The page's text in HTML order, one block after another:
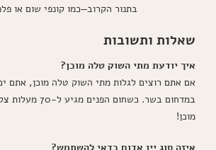
בתנור הקרוב—כמו קונפי שום או
שאלות ותשובות
איך יודעת מתי השוק טלה מוכן?
אם אתם רוצים לגלות מתי השוק טלה מוכן, אתם
במדחום בשר. כשחום
מוכן!